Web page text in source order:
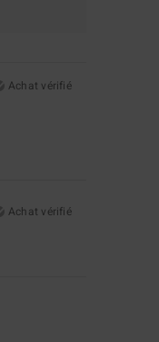
Achat vérifié
Achat vérifié